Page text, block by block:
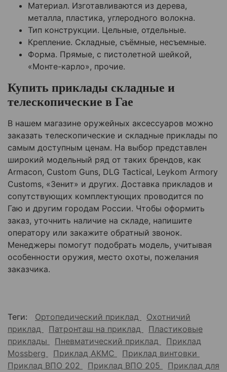
Материал. Изготавливаются из дерева,
металла, пластика, углеродного волокна.
Тип конструкции. Цельные, отдельные.
Крепление. Складные, съёмные, несъемные.
Форма. Прямые, с пистолетной шейкой,
«Монте-карло», прочие.
Купить приклады складные и
телескопические в Гае
В нашем магазине оружейных аксессуаров можно
заказать телескопические и складные приклады по
самым доступным ценам. На выбор представлен
широкий модельный ряд от таких брендов, как
Armacon, Custom Guns, DLG Tactical, Leykom Armory
Customs, «Зенит» и других. Доставка прикладов и
сопутствующих комплектующих проводится по
Гаю и другим городам России. Чтобы оформить
заказ, уточнить наличие на складе, напишите
оператору или закажите обратный звонок.
Менеджеры помогут подобрать модель, учитывая
особенности оружия, место охоты, пожелания
заказчика.
Теги: Ортопедический приклад
Охотничий
приклад
Патронташ на приклад
Пластиковые
приклады
Пневматический приклад
Приклад
Mossberg
Приклад АКМС
Приклад винтовки
Приклад ВПО 202
Приклад ВПО 205
Приклад для